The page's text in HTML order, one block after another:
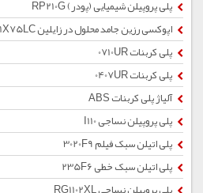
پلی پروپیلن شیمیایی (پودر) RP210G
اپوکسی رزین جامد محلول در زایلین E1X75LC
پلی کربنات 0710UR
پلی کربنات 0407UR
آلیاژ پلی کربنات ABS
پلی پروپیلن نساجی I110
پلی اتیلن سبک فیلم 3020F9
پلی اتیلن سبک خطی 235F6